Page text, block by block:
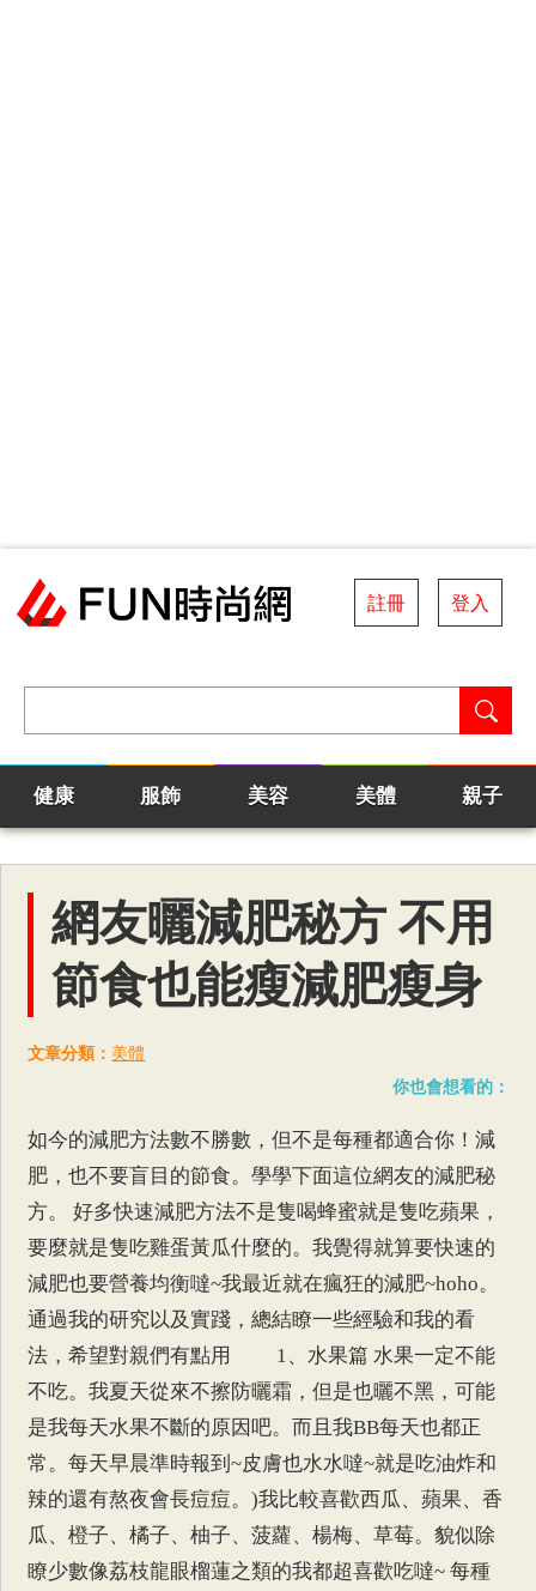
註冊 登入
健康 服飾 美容 美體 親子
網友曬減肥秘方 不用
節食也能瘦減肥瘦身
文章分類： 美體
你也會想看的：
如今的減肥方法數不勝數，但不是每種都適合你！減
肥，也不要盲目的節食。學學下面這位網友的減肥秘
方。 好多快速減肥方法不是隻喝蜂蜜就是隻吃蘋果，
要麼就是隻吃雞蛋黃瓜什麼的。我覺得就算要快速的
減肥也要營養均衡噠~我最近就在瘋狂的減肥~hoho。
通過我的研究以及實踐，總結瞭一些經驗和我的看
法，希望對親們有點用 1、水果篇 水果一定不能
不吃。我夏天從來不擦防曬霜，但是也曬不黑，可能
是我每天水果不斷的原因吧。而且我BB每天也都正
常。每天早晨準時報到~皮膚也水水噠~就是吃油炸和
辣的還有熬夜會長痘痘。)我比較喜歡西瓜、蘋果、香
瓜、橙子、橘子、柚子、菠蘿、楊梅、草莓。貌似除
瞭少數像荔枝龍眼榴蓮之類的我都超喜歡吃噠~ 每種